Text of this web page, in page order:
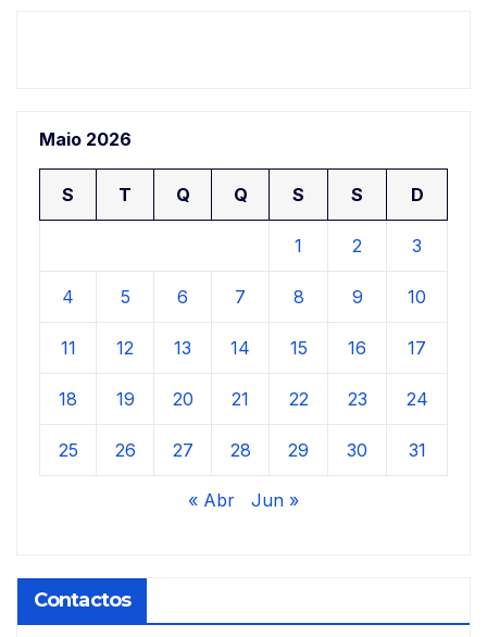
Maio 2026
S T Q Q S S D
1 2 3
4 5 6 7 8 9 10
11 12 13 14 15 16 17
18 19 20 21 22 23 24
25 26 27 28 29 30 31
« Abr Jun »
Contactos